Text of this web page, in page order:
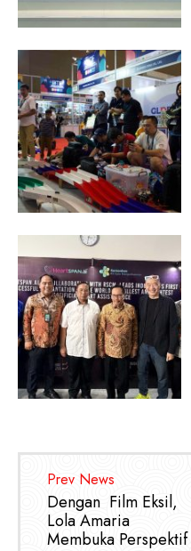
Prev News
Dengan Film Eksil,
Lola Amaria
Membuka Perspektif